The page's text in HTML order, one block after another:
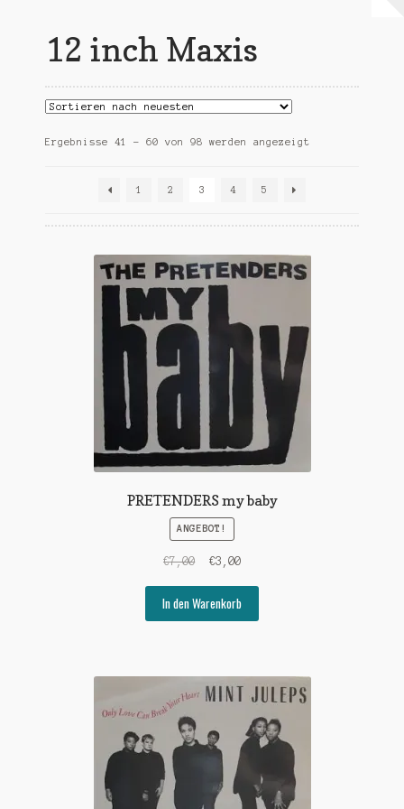
Warenkorb12 inch Maxis
Ergebnisse 41 – 60 von 98 werden angezeigt
1
2 3 4 5
PRETENDERS my baby
ANGEBOT!
€7,00
Ursprünglicher
war:
€7,00
€3,00Aktueller
ist:
€3,00.
In den Warenkorb